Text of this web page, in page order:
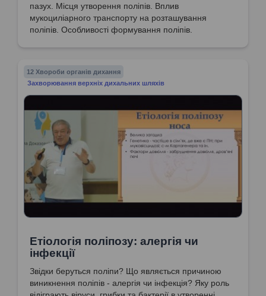
пазух. Місця утворення поліпів. Вплив
мукоциліарного транспорту на розташування
поліпів. Особливості формування поліпів.
12 Хвороби органів дихання
Захворювання верхніх дихальних шляхів
Етіологія поліпозу: алергія чи
інфекції
Звідки беруться поліпи? Що являється причиною
виникнення поліпів - алергія чи інфекція? Яку роль